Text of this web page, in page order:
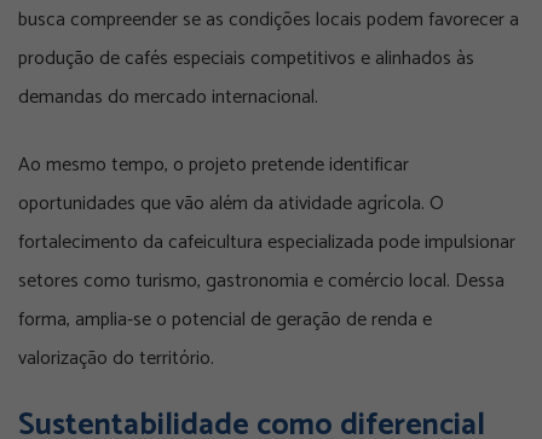
busca compreender se as condições locais podem favorecer a
produção de cafés especiais competitivos e alinhados às
demandas do mercado internacional.
Ao mesmo tempo, o projeto pretende identificar
oportunidades que vão além da atividade agrícola. O
fortalecimento da cafeicultura especializada pode impulsionar
setores como turismo, gastronomia e comércio local. Dessa
forma, amplia-se o potencial de geração de renda e
valorização do território.
Sustentabilidade como diferencial